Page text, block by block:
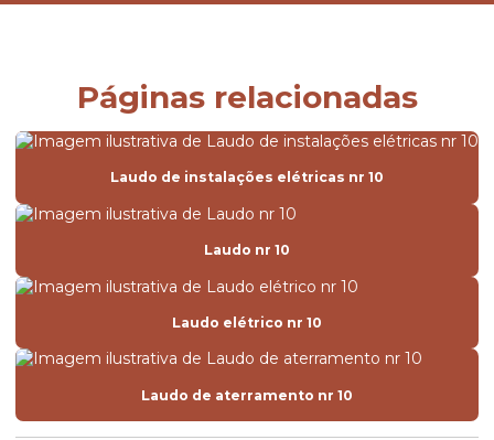
Páginas relacionadas
Laudo de instalações elétricas nr 10
Laudo nr 10
Laudo elétrico nr 10
Laudo de aterramento nr 10